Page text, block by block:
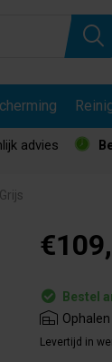
advies
Bestel
Levertijd in